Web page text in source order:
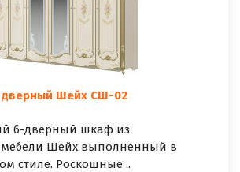
Шейх СШ-02
6-дверный шкаф из
мебели Шейх выполненный в
стиле. Роскошные ..